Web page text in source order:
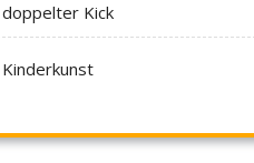
doppelter Kick
Kinderkunst